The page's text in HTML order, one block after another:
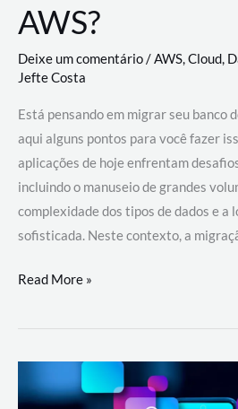
AWS?
Deixe um comentário/AWS,Cloud,
Jefte Costa
Está pensando em migrar seu banco
aqui alguns pontos para você fazer
aplicações de hoje enfrentam
incluindo o manuseio de grandes
complexidade dos tipos de dados e a
sofisticada. Neste contexto, a
Por
migrar
de
Read More »